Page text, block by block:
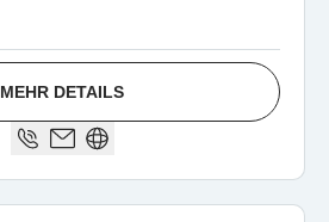
MEHR DETAILS